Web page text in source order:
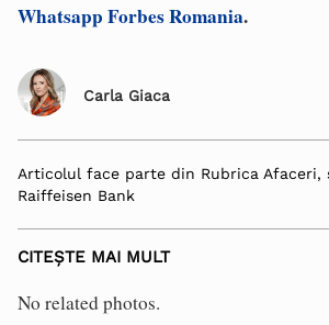
Whatsapp Forbes Romania.
Carla Giaca
Articolul face parte din Rubrica Afaceri,
Raiffeisen Bank
CITEȘTE MAI MULT
No related photos.